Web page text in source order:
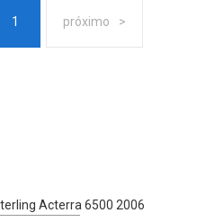
1 próximo
Acterra 6500 2006